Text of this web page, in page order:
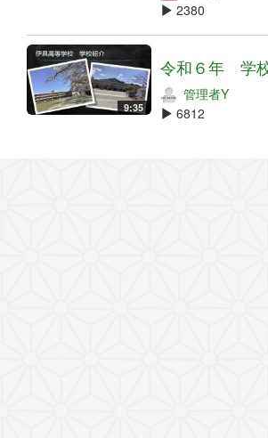
2380
9:35
令和６年 学
管理者Y
6812